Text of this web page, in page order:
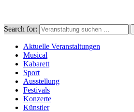
Search for:
Aktuelle Veranstaltungen
Musical
Kabarett
Sport
Ausstellung
Festivals
Konzerte
Künstler